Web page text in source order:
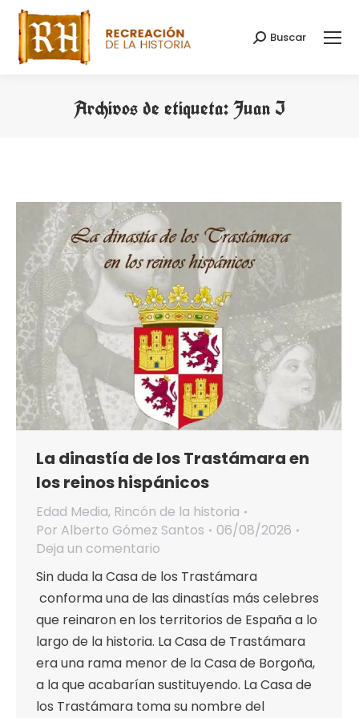
Buscar:
Buscar
Archivos de etiqueta:Juan I
La dinastía de los Trastámara en
los reinos hispánicos
Edad Media, Rincón de la historia
Por Alberto Gómez Santos
06/08/2026
Deja un comentario
Sin duda la Casa de los Trastámara
conforma una de las dinastías más celebres
que reinaron en los territorios de España a lo
largo de la historia. La Casa de Trastámara
era una rama menor de la Casa de Borgoña,
a la que acabarían sustituyendo. La Casa de
los Trastámara toma su nombre del